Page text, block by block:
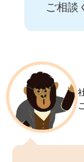
ご相談